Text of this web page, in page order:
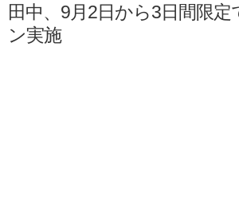
田中、9月2日から3日間限
ン実施